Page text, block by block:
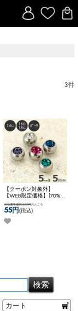
3件
【クーポン対象外】
【WEB限定価格】[70%OF]
ボディピアス キャッチ ボ
ール ネジ ジュエル 可愛
い アレンジ カスタム コ
ーディネート ネコポスOK
当店通常価格550円のところ
55円(税込)
カート